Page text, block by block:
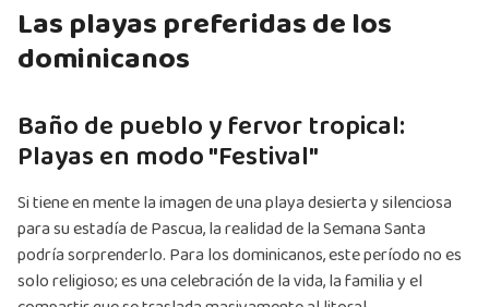
Las playas preferidas de los
dominicanos
Baño de pueblo y fervor tropical:
Playas en modo "Festival"
Si tiene en mente la imagen de una playa desierta y silenciosa
para su estadía de Pascua, la realidad de la Semana Santa
podría sorprenderlo. Para los dominicanos, este período no es
solo religioso; es una celebración de la vida, la familia y el